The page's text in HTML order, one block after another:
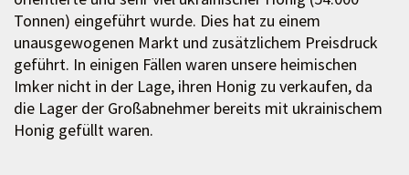
Tonnen) eingeführt wurde. Dies hat zu einem
unausgewogenen Markt und zusätzlichem Preisdruck
geführt. In einigen Fällen waren unsere heimischen
Imker nicht in der Lage, ihren Honig zu verkaufen, da
die Lager der Großabnehmer bereits mit ukrainischem
Honig gefüllt waren.